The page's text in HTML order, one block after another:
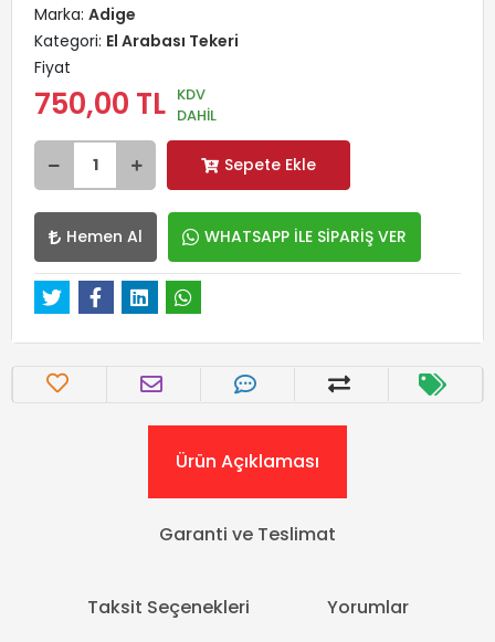
Marka: Adige
Kategori: El Arabası Tekeri
Fiyat
750,00 TL KDV
DAHİL
Sepete Ekle
Hemen Al WHATSAPP İLE SİPARİŞ VER
Ürün Açıklaması
Garanti ve Teslimat
Taksit Seçenekleri Yorumlar